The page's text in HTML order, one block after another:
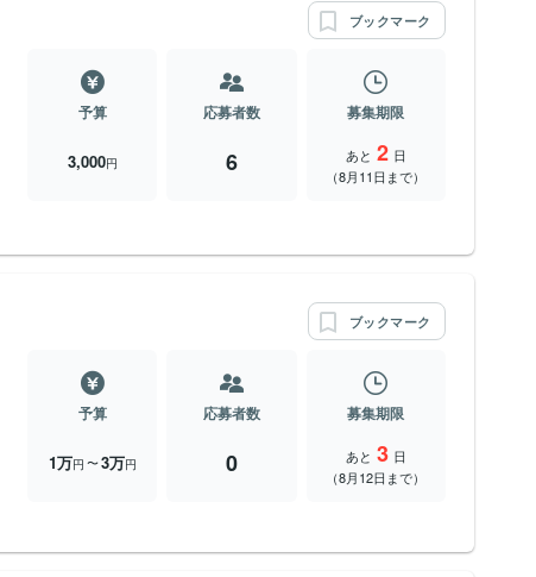
ブックマーク
予算
3,000円
応募者数
6
募集期限
あと 2 日
（8月11日まで）
ブックマーク
予算
1万円 〜3万円
応募者数
0
募集期限
あと 3 日
（8月12日まで）